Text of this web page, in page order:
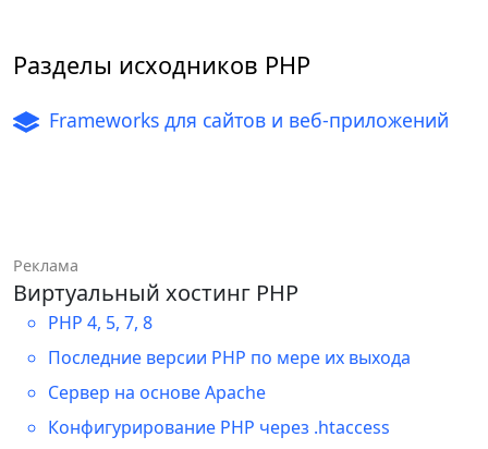
Разделы исходников PHP
Frameworks для сайтов и веб-приложений
Реклама
Виртуальный хостинг PHP
PHP 4, 5, 7, 8
Последние версии PHP по мере их выхода
Сервер на основе Apache
Конфигурирование PHP через .htaccess